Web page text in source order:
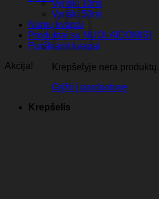
Krepšelyje nėra produktų.
Grįžti į parduotuvę
Krepšelis
Vyriški 10ml
Vyriški 50ml
Namų kvapai
Produktai su NUOLAIDOMIS!
Purškiami kvapai
Akcija!